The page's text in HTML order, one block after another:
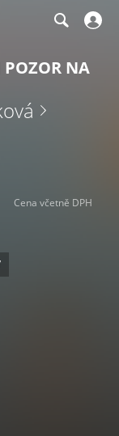
NA
Cena včetně DPH